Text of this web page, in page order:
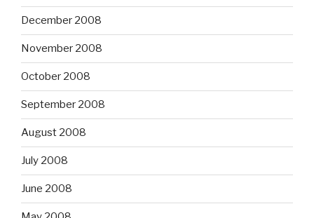
December 2008
November 2008
October 2008
September 2008
August 2008
July 2008
June 2008